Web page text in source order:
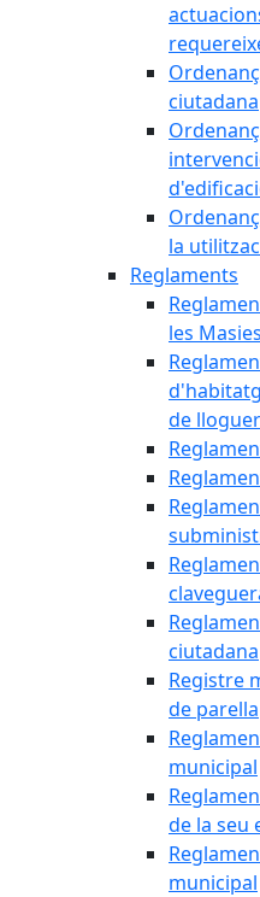
ciutadana
la
Reglaments
les
de
ciutadana
Registre
de parella
municipal
de la seu
municipal